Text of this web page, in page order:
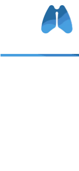
contenido